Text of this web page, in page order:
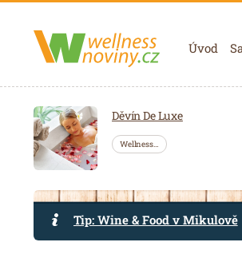
Úvod
Děvín De Luxe
Wellness…
Tip: Wine & Food v Mikulově